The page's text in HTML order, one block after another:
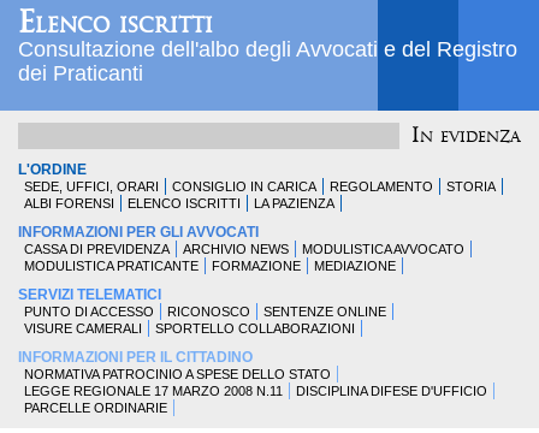
Elenco iscritti
Consultazione dell'albo degli Avvocati e del Registro
dei Praticanti
In evidenza
L'ORDINE
SEDE, UFFICI, ORARI CONSIGLIO IN CARICA REGOLAMENTO
STORIA
ALBI FORENSI
ELENCO ISCRITTI LA PAZIENZA
INFORMAZIONI PER GLI AVVOCATI
CASSA DI PREVIDENZA ARCHIVIO NEWS
MODULISTICA AVVOCATO
MODULISTICA PRATICANTE
FORMAZIONE MEDIAZIONE
SERVIZI TELEMATICI
PUNTO DI ACCESSO RICONOSCO
SENTENZE ONLINE
VISURE CAMERALI
SPORTELLO COLLABORAZIONI
INFORMAZIONI PER IL CITTADINO
NORMATIVA PATROCINIO A SPESE DELLO STATO
LEGGE REGIONALE 17 MARZO 2008 N.11
DISCIPLINA DIFESE D'UFFICIO
PARCELLE ORDINARIE